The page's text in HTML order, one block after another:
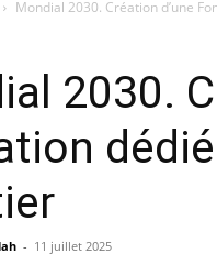
Mondial 2030. Création d’une
2030.
- 11 juillet 2025